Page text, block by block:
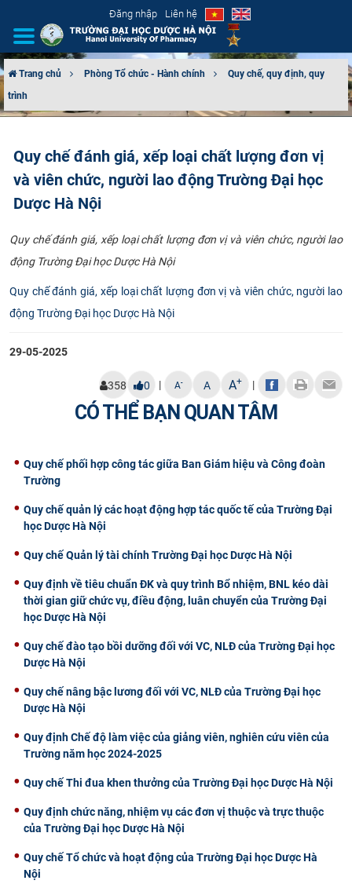
Đăng nhập Liên hệ
GIỚI THIỆU
TUYỂN SINH
ĐẢM BẢO CHẤT LƯỢNG
KHOA HỌC CÔNG NGHỆ
Trang chủ Phòng Tổ chức - Hành chính
Quy chế, quy định, quy
trình
Quy chế đánh giá, xếp loại chất lượng đơn vị
và viên chức, người lao động Trường Đại học
Dược Hà Nội
Quy chế đánh giá, xếp loại chất lượng đơn vị và viên chức, người lao
động Trường Đại học Dược Hà Nội
Quy chế đánh giá, xếp loại chất lượng đơn vị và viên chức, người lao
động Trường Đại học Dược Hà Nội
29-05-2025
358 0 | A- A A+ |
CÓ THỂ BẠN QUAN TÂM
Quy chế phối hợp công tác giữa Ban Giám hiệu và Công đoàn
Trường
Quy chế quản lý các hoạt động hợp tác quốc tế của Trường Đại
học Dược Hà Nội
Quy chế Quản lý tài chính Trường Đại học Dược Hà Nội
Quy định về tiêu chuẩn ĐK và quy trình Bổ nhiệm, BNL kéo dài
thời gian giữ chức vụ, điều động, luân chuyển của Trường Đại
học Dược Hà Nội
Quy chế đào tạo bồi dưỡng đối với VC, NLĐ của Trường Đại học
Dược Hà Nội
Quy chế nâng bậc lương đối với VC, NLĐ của Trường Đại học
Dược Hà Nội
Quy định Chế độ làm việc của giảng viên, nghiên cứu viên của
Trường năm học 2024-2025
Quy chế Thi đua khen thưởng của Trường Đại học Dược Hà Nội
Quy định chức năng, nhiệm vụ các đơn vị thuộc và trực thuộc
của Trường Đại học Dược Hà Nội
Quy chế Tổ chức và hoạt động của Trường Đại học Dược Hà
Nội